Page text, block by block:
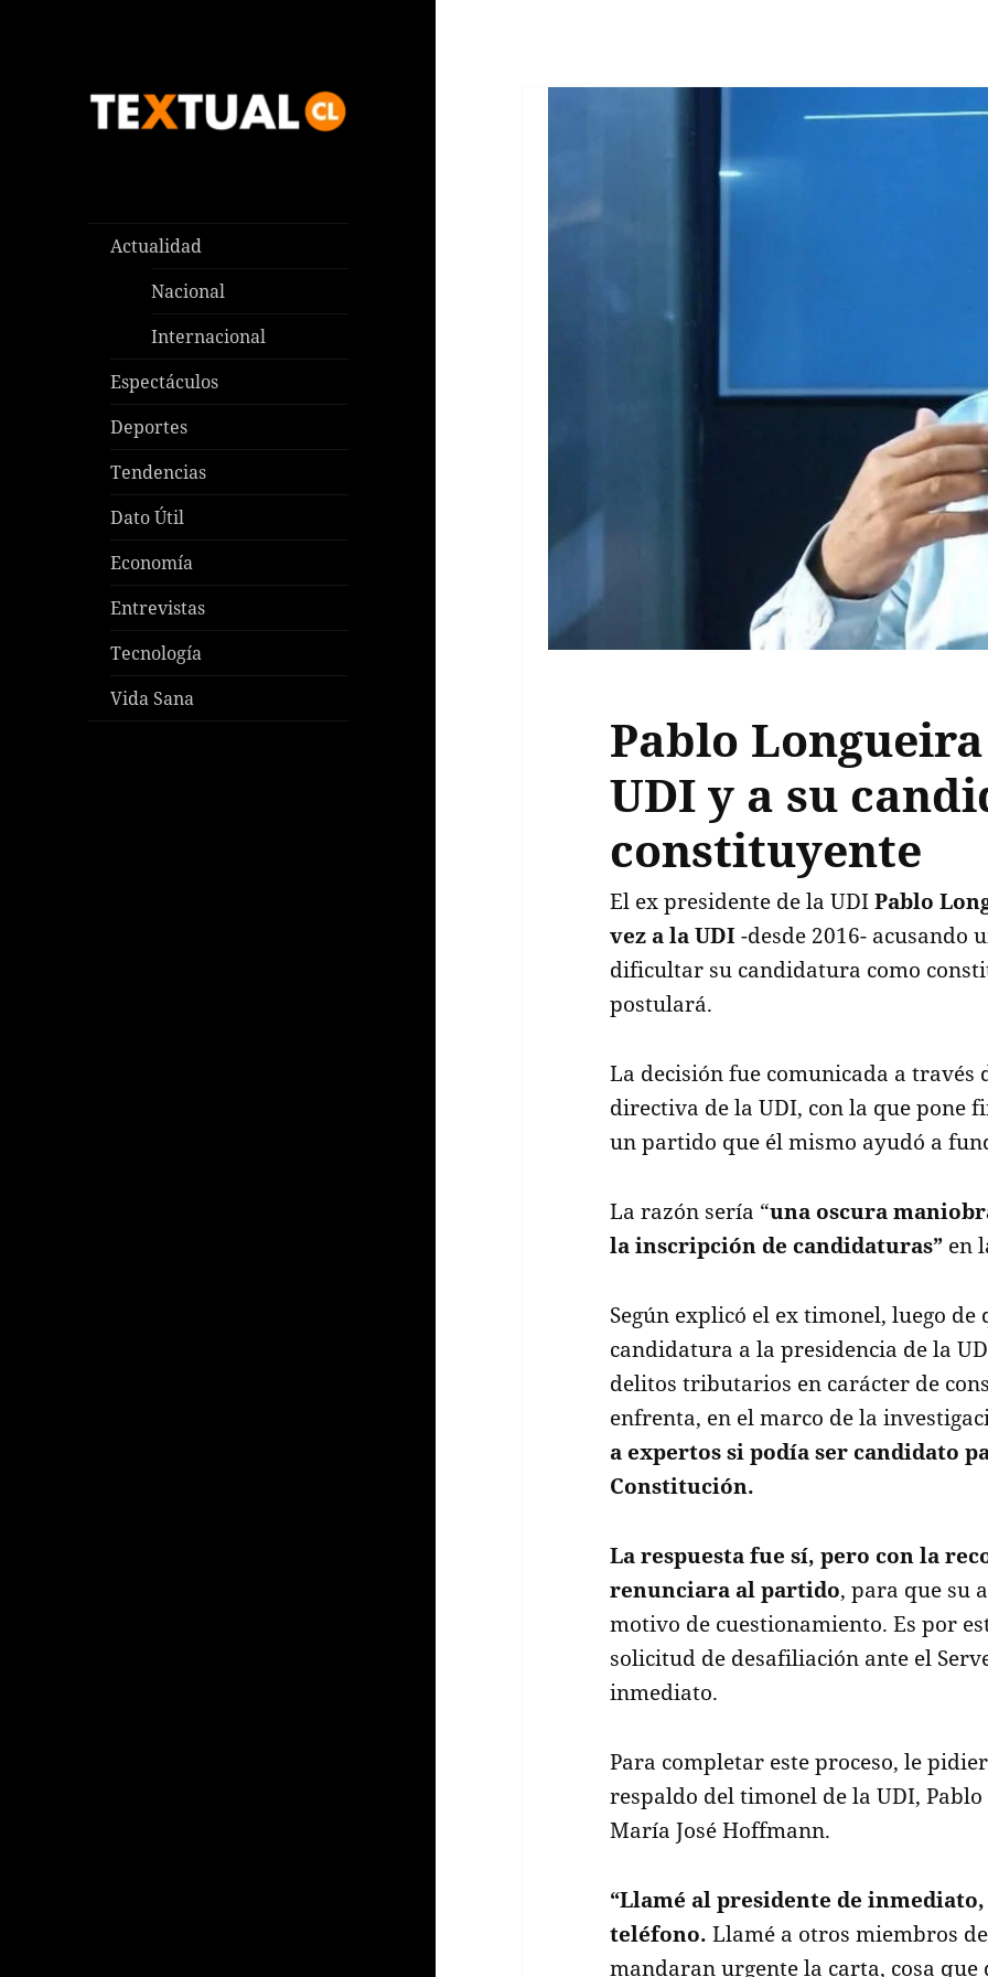
Actualidad
Nacional
Internacional
Espectáculos
Deportes
Tendencias
Dato Útil
Economía
Entrevistas
Tecnología
Vida Sana
Pablo
UDI y a su
constituyente
El ex presidente de la UDIPablo
vez a la UDI -desde 2016- acusando
dificultar su candidatura como
postulará.
La decisión fue comunicada a
directiva de la UDI, con la que pone
un partido que él mismo ayudó a
La razón sería “una oscura
la inscripción de candidaturas” en
Según explicó el ex timonel, luego
candidatura a la presidencia de la
delitos tributarios en carácter de
enfrenta, en el marco de la
a expertos si podía ser candidato
Constitución.
La respuesta fue sí, pero con la
renunciara al partido, para que su
motivo de cuestionamiento. Es por
solicitud de desafiliación ante el
inmediato.
Para completar este proceso, le
respaldo del timonel de la UDI,
María José Hoffmann.
“Llamé al presidente de
teléfono. Llamé a otros miembros
mandaran urgente la carta, cosa